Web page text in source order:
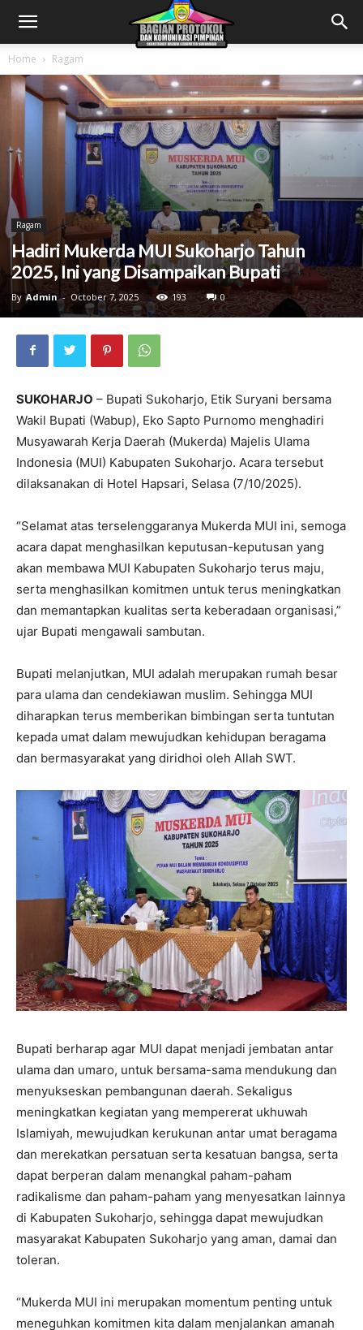
Home Ragam
Ragam
Hadiri Mukerda MUI Sukoharjo Tahun
2025, Ini yang Disampaikan Bupati
By Admin - October 7, 2025 193 0
SUKOHARJO – Bupati Sukoharjo, Etik Suryani bersama
Wakil Bupati (Wabup), Eko Sapto Purnomo menghadiri
Musyawarah Kerja Daerah (Mukerda) Majelis Ulama
Indonesia (MUI) Kabupaten Sukoharjo. Acara tersebut
dilaksanakan di Hotel Hapsari, Selasa (7/10/2025).
“Selamat atas terselenggaranya Mukerda MUI ini, semoga
acara dapat menghasilkan keputusan-keputusan yang
akan membawa MUI Kabupaten Sukoharjo terus maju,
serta menghasilkan komitmen untuk terus meningkatkan
dan memantapkan kualitas serta keberadaan organisasi,”
ujar Bupati mengawali sambutan.
Bupati melanjutkan, MUI adalah merupakan rumah besar
para ulama dan cendekiawan muslim. Sehingga MUI
diharapkan terus memberikan bimbingan serta tuntutan
kepada umat dalam mewujudkan kehidupan beragama
dan bermasyarakat yang diridhoi oleh Allah SWT.
Bupati berharap agar MUI dapat menjadi jembatan antar
ulama dan umaro, untuk bersama-sama mendukung dan
menyukseskan pembangunan daerah. Sekaligus
meningkatkan kegiatan yang mempererat ukhuwah
Islamiyah, mewujudkan kerukunan antar umat beragama
dan merekatkan persatuan serta kesatuan bangsa, serta
dapat berperan dalam menangkal paham-paham
radikalisme dan paham-paham yang menyesatkan lainnya
di Kabupaten Sukoharjo, sehingga dapat mewujudkan
masyarakat Kabupaten Sukoharjo yang aman, damai dan
toleran.
“Mukerda MUI ini merupakan momentum penting untuk
meneguhkan komitmen kita dalam menjalankan amanah